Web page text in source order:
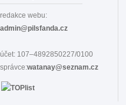
redakce webu:
admin@pilsfanda.cz
účet: 107–4892850227/0100
správce:watanay@seznam.cz